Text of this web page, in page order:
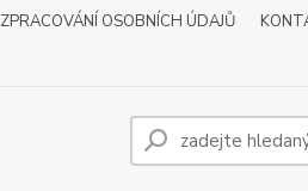
ZPRACOVÁNÍ OSOBNÍCH ÚDAJŮ